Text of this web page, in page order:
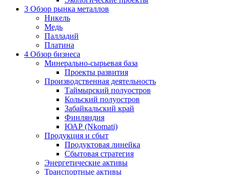
3 Обзор рынка металлов
Никель
Медь
Палладий
Платина
4 Обзор бизнеса
Минерально-сырьевая база
Проекты развития
Производственная деятельность
Таймырский полуостров
Кольский полуостров
Забайкальский край
Финляндия
ЮАР (Nkomati)
Продукция и сбыт
Продуктовая линейка
Сбытовая стратегия
Энергетические активы
Транспортные активы